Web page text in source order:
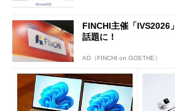
FINCHI主催「IVS2026
話題に！
AD（FINCHI on GOETHE）